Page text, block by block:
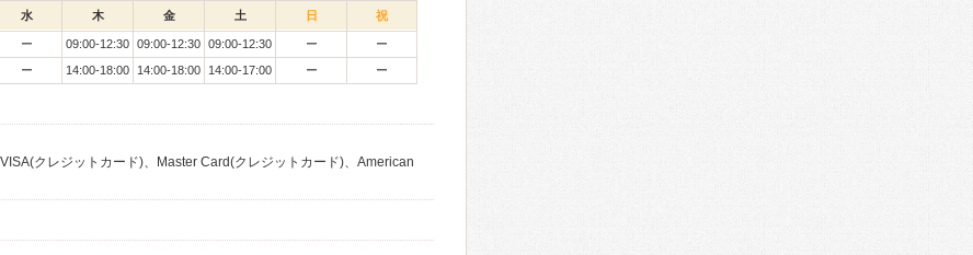
水 木 金 土 日 祝
ー 09:00-12:30 09:00-12:30 09:00-12:30 ー
ー
ー 14:00-18:00 14:00-18:00 14:00-17:00 ー ー
クレジットカード)、Master Card(クレジットカード)、American